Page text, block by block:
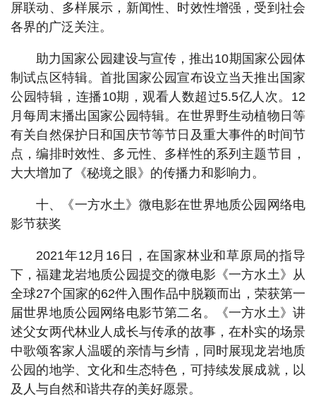
屏联动、多样展示，新闻性、时效性增强，受到社会
各界的广泛关注。
助力国家公园建设与宣传，推出10期国家公园体
制试点区特辑。首批国家公园宣布设立当天推出国家
公园特辑，连播10期，观看人数超过5.5亿人次。12
月每周末播出国家公园特辑。在世界野生动植物日等
有关自然保护日和国庆节等节日及重大事件的时间节
点，编排时效性、多元性、多样性的系列主题节目，
大大增加了《秘境之眼》的传播力和影响力。
十、《一方水土》微电影在世界地质公园网络电
影节获奖
2021年12月16日，在国家林业和草原局的指导
下，福建龙岩地质公园提交的微电影《一方水土》从
全球27个国家的62件入围作品中脱颖而出，荣获第一
届世界地质公园网络电影节第二名。《一方水土》讲
述父女两代林业人成长与传承的故事，在朴实的场景
中歌颂客家人温暖的亲情与乡情，同时展现龙岩地质
公园的地学、文化和生态特色，可持续发展成就，以
及人与自然和谐共存的美好愿景。